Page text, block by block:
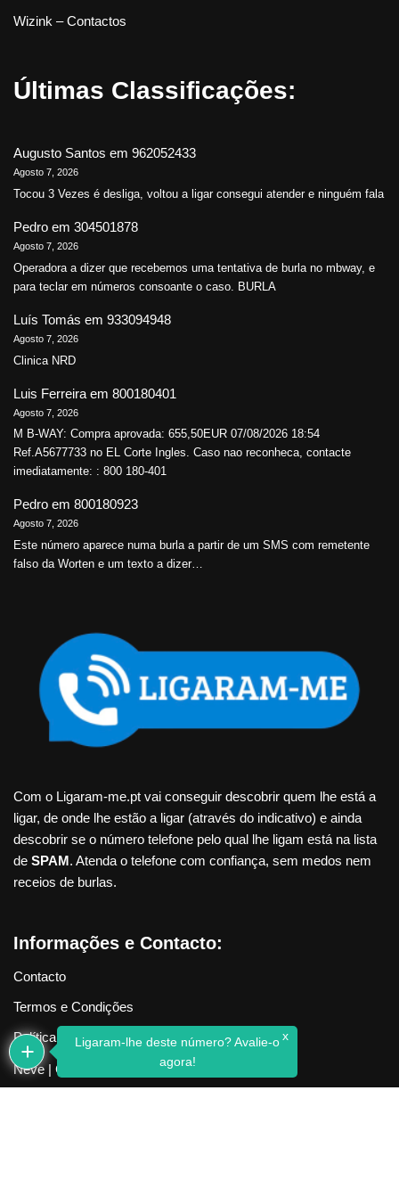
Wizink – Contactos
Últimas Classificações:
Augusto Santos em 962052433
Agosto 7, 2026
Tocou 3 Vezes é desliga, voltou a ligar consegui atender e ninguém fala
Pedro em 304501878
Agosto 7, 2026
Operadora a dizer que recebemos uma tentativa de burla no mbway, e
para teclar em números consoante o caso. BURLA
Luís Tomás em 933094948
Agosto 7, 2026
Clinica NRD
Luis Ferreira em 800180401
Agosto 7, 2026
M B-WAY: Compra aprovada: 655,50EUR 07/08/2026 18:54
Ref.A5677733 no EL Corte Ingles. Caso nao reconheca, contacte
imediatamente: : 800 180-401
Pedro em 800180923
Agosto 7, 2026
Este número aparece numa burla a partir de um SMS com remetente
falso da Worten e um texto a dizer…
Com o Ligaram-me.pt vai conseguir descobrir quem lhe está a
ligar, de onde lhe estão a ligar (através do indicativo) e ainda
descobrir se o número telefone pelo qual lhe ligam está na lista
de SPAM. Atenda o telefone com confiança, sem medos nem
receios de burlas.
Informações e Contacto:
Contacto
Termos e Condições
Política de Privacidade
Neve| Criado com WordPress
Ligaram-lhe deste número? Avalie-o
agora!
x